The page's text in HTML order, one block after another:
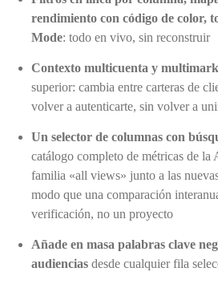
rendimiento con código de color,
Mode: todo en vivo, sin reconstruir
Contexto multicuenta y
superior: cambia entre carteras de
volver a autenticarte, sin volver a
Un selector de columnas con
catálogo completo de métricas de
familia «all views» junto a las
modo que una comparación
verificación, no un proyecto
Añade en masa palabras clave
audiencias desde cualquier fila